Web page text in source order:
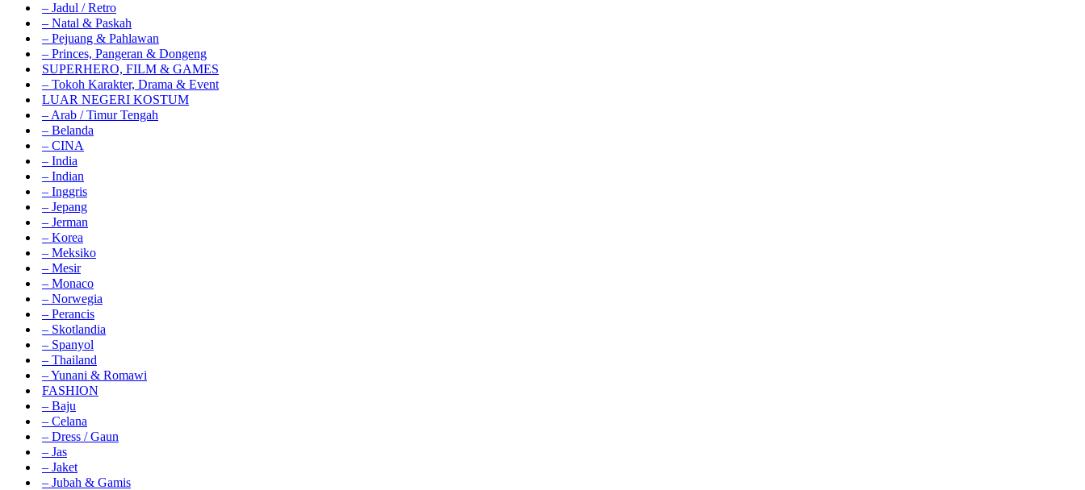
– Jadul / Retro
– Natal & Paskah
– Pejuang & Pahlawan
– Princes, Pangeran & Dongeng
SUPERHERO, FILM & GAMES
– Tokoh Karakter, Drama & Event
LUAR NEGERI KOSTUM
– Arab / Timur Tengah
– Belanda
– CINA
– India
– Indian
– Inggris
– Jepang
– Jerman
– Korea
– Meksiko
– Mesir
– Monaco
– Norwegia
– Perancis
– Skotlandia
– Spanyol
– Thailand
– Yunani & Romawi
FASHION
– Baju
– Celana
– Dress / Gaun
– Jas
– Jaket
– Jubah & Gamis